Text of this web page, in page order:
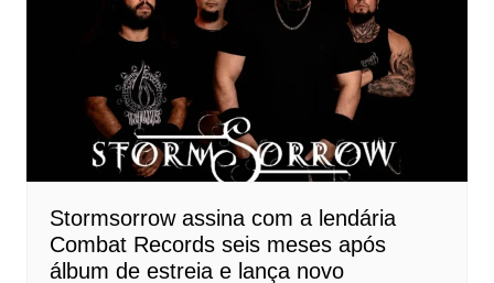
Stormsorrow assina com a lendária
Combat Records seis meses após
álbum de estreia e lança novo